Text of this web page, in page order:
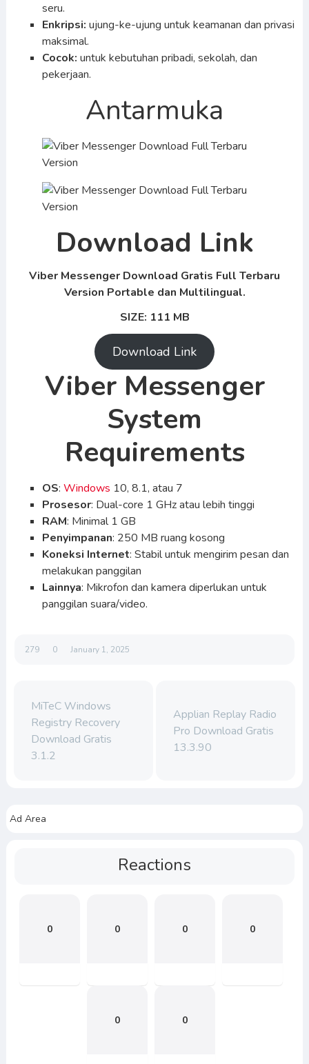
seru.
Enkripsi: ujung-ke-ujung untuk keamanan dan privasi
maksimal.
Cocok: untuk kebutuhan pribadi, sekolah, dan
pekerjaan.
Antarmuka
Download Link
Viber Messenger Download Gratis Full Terbaru
Version Portable dan Multilingual.
SIZE: 111 MB
Download Link
Viber Messenger
System
Requirements
OS: Windows 10, 8.1, atau 7
Prosesor: Dual-core 1 GHz atau lebih tinggi
RAM: Minimal 1 GB
Penyimpanan: 250 MB ruang kosong
Koneksi Internet: Stabil untuk mengirim pesan dan
melakukan panggilan
Lainnya: Mikrofon dan kamera diperlukan untuk
panggilan suara/video.
279 0 January 1, 2025
MiTeC Windows
Registry Recovery
Download Gratis
3.1.2
Applian Replay Radio
Pro Download Gratis
13.3.90
Ad Area
Reactions
0 0 0 0
0 0